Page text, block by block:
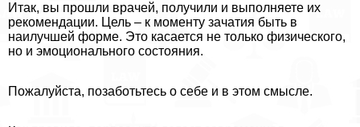
Итак, вы прошли врачей, получили и выполняете их
рекомендации. Цель – к моменту зачатия быть в
наилучшей форме. Это касается не только физического,
но и эмоционального состояния.
Пожалуйста, позаботьтесь о себе и в этом смысле.